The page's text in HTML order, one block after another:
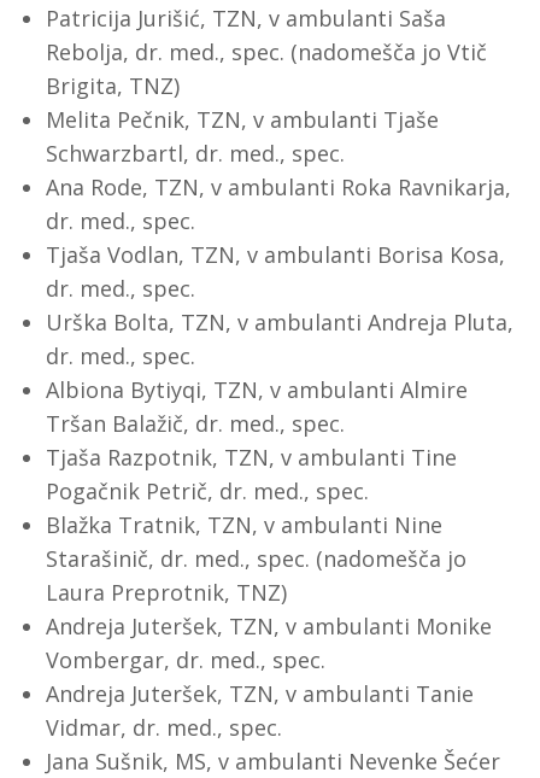
Patricija Jurišić, TZN, v ambulanti Saša
Rebolja, dr. med., spec. (nadomešča jo Vtič
Brigita, TNZ)
Melita Pečnik, TZN, v ambulanti Tjaše
Schwarzbartl, dr. med., spec.
Ana Rode, TZN, v ambulanti Roka Ravnikarja,
dr. med., spec.
Tjaša Vodlan, TZN, v ambulanti Borisa Kosa,
dr. med., spec.
Urška Bolta, TZN, v ambulanti Andreja Pluta,
dr. med., spec.
Albiona Bytiyqi, TZN, v ambulanti Almire
Tršan Balažič, dr. med., spec.
Tjaša Razpotnik, TZN, v ambulanti Tine
Pogačnik Petrič, dr. med., spec.
Blažka Tratnik, TZN, v ambulanti Nine
Starašinič, dr. med., spec. (nadomešča jo
Laura Preprotnik, TNZ)
Andreja Juteršek, TZN, v ambulanti Monike
Vombergar, dr. med., spec.
Andreja Juteršek, TZN, v ambulanti Tanie
Vidmar, dr. med., spec.
Jana Sušnik, MS, v ambulanti Nevenke Šećer